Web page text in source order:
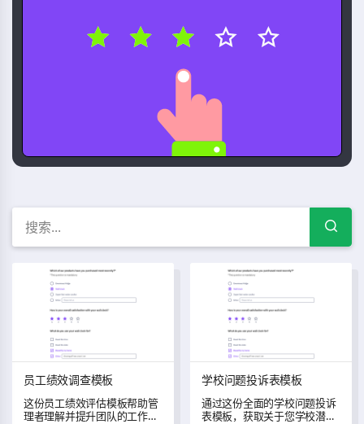
免費調查模板 — 問卷範例與表
员工绩效调查模板
员工绩效调查模板
这份员工绩效评估模板帮助管
理者理解并提升团队的工作职
学校问题投诉表模板
学校问题投诉表模板
通过这份全面的学校问题投诉
表模板，获取关于您学校潜在